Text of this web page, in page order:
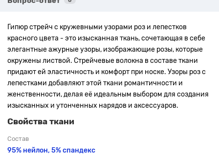
Гипюр стрейч с кружевными узорами роз и лепестков
красного цвета - это изысканная ткань, сочетающая в себе
элегантные ажурные узоры, изображающие розы, которые
окружены листвой. Стрейчевые волокна в составе ткани
придают ей эластичность и комфорт при носке. Узоры роз с
лепестками добавляют этой ткани романтичности и
женственности, делая её идеальным выбором для создания
изысканных и утонченных нарядов и аксессуаров.
Свойства ткани
Состав
95% нейлон, 5% спандекс